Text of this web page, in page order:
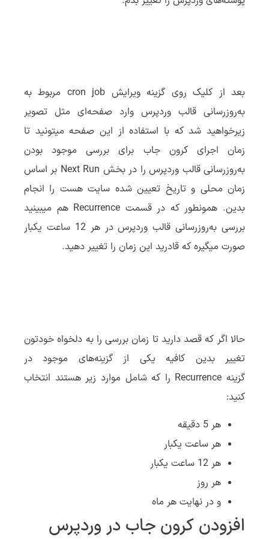
بعد از کلیک روی گزینه ویرایش cron job مربوط به
به‌روزرسانی قالب وردپرس وارد صفحه‌ای مثل تصویر
زیرخواهید شد که با استفاده از این صفحه میتونید تا
زمان اجرای کرون جاب برای بررسی موجود بودن
به‌روزرسانی قالب وردپرس را در بخش Next Run بر اساس
زمان محلی و تاریخ تعیین شده سایت هست را انجام
بدین. همونطور که در قسمت Recurrence هم میبینید
بررسی به‌روزرسانی قالب وردپرس در هر 12 ساعت یکبار
صورت میگیره که قادرید این زمان را تغییر دهید.
حالا اگر که قصد دارید تا زمان بررسی را به دلخواه خودتون
تغییر بدین کافیه یکی از گزینه‌های موجود در
گزینه Recurrence را که شامل موارد زیر هستند انتخاب
کنید:
هر 5 دقیقه
هر ساعت یکبار
هر 12 ساعت یکبار
هر روز
و در نهایت هر ماه
افزودن کرون جاب در وردپرس